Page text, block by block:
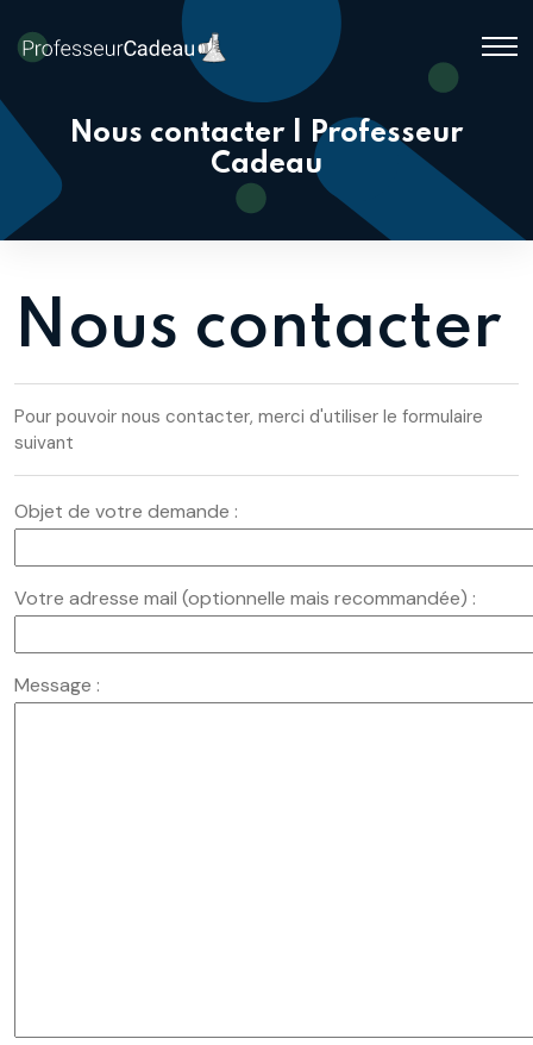
Nous contacter | Professeur
Cadeau
Nous contacter
Pour pouvoir nous contacter, merci d'utiliser le formulaire
suivant
Objet de votre demande :
Votre adresse mail (optionnelle mais recommandée) :
Message :